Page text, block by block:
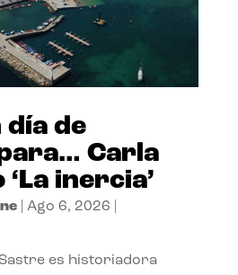
día de
Carla
inercia’
| Ago 6, 2026
es historiadora